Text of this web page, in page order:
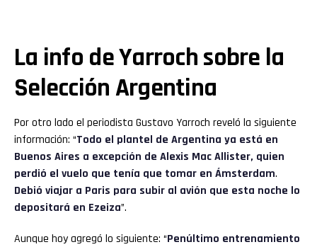
La info de Yarroch sobre la
Selección Argentina
Por otro lado el periodista Gustavo Yarroch reveló la siguiente
información: “Todo el plantel de Argentina ya está en
Buenos Aires a excepción de Alexis Mac Allister, quien
perdió el vuelo que tenía que tomar en Ámsterdam.
Debió viajar a Paris para subir al avión que esta noche lo
depositará en Ezeiza”.
Aunque hoy agregó lo siguiente: “Penúltimo entrenamiento